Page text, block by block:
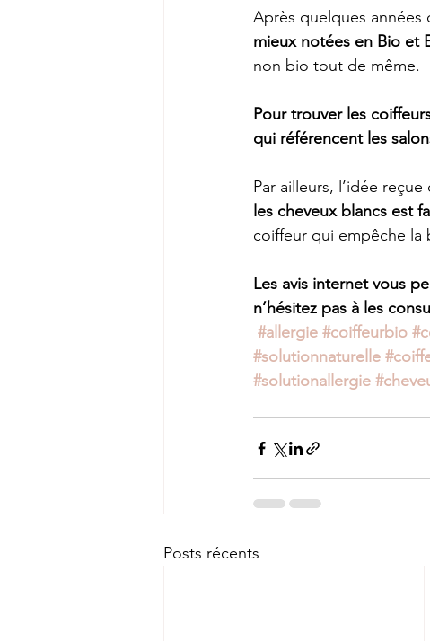
Après quelques années
mieux notées en Bio et
non bio tout de même.
Pour trouver les
qui référencent les
Par ailleurs, l’idée
les cheveux blancs est
coiffeur qui empêche la
Les avis internet vous
n’hésitez pas à les
#allergie #coiffeurbio
#solutionnaturelle
#solutionallergie
Posts récents